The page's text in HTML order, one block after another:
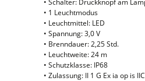
• Schalter: Druckknopf am
• 1 Leuchtmodus
• Leuchtmittel: LED
• Spannung: 3,0 V
• Brenndauer: 2,25 Std.
• Leuchtweite: 24 m
• Schutzklasse: IP68
• Zulassung: II 1 G Ex ia op is